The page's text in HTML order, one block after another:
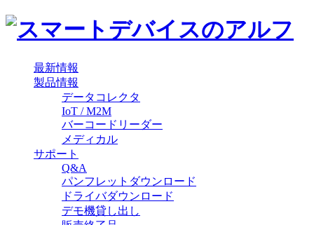
最新情報
製品情報
データコレクタ
IoT / M2M
バーコードリーダー
メディカル
サポート
Q&A
パンフレットダウンロード
ドライバダウンロード
デモ機貸し出し